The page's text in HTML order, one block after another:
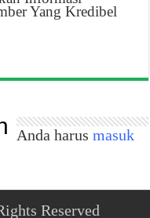
Yang Kredibel
Anda harusmasuk
Reserved